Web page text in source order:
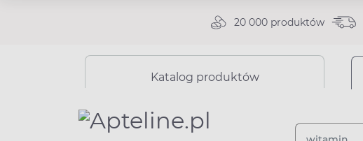
20 000 produktów
Katalog produktów